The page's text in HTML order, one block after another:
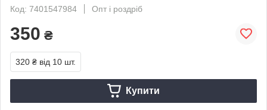
Код: 7401547984
Опт і роздріб
350 ₴
320 ₴ від 10 шт.
Купити